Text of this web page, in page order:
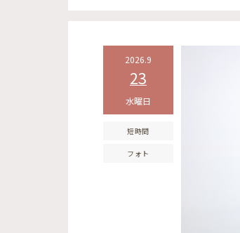
2026.9
23
水曜日
短時間
フォト